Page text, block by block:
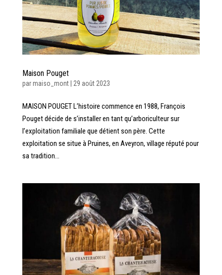
Maison Pouget
parmaiso_mont| 29 août 2023
MAISON POUGET L’histoire commence en 1988, François
Pouget décide de s’installer en tant qu’arboriculteur sur
l’exploitation familiale que détient son père. Cette
exploitation se situe à Pruines, en Aveyron, village réputé pour
sa tradition...